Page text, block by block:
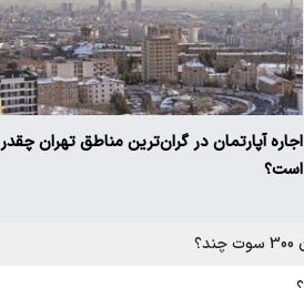
اجاره آپارتمان در گران‌ترین مناطق تهران چقدر
است؟